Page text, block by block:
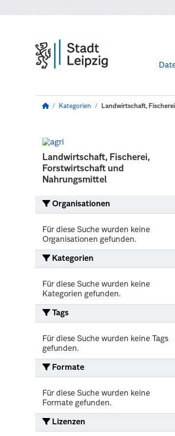
Kategorien Landwirtschaft,
Landwirtschaft, Fischerei,
Forstwirtschaft und
Nahrungsmittel
Organisationen
Für diese Suche wurden keine
Organisationen gefunden.
Kategorien
Für diese Suche wurden keine
Kategorien gefunden.
Tags
Für diese Suche wurden keine Tags
gefunden.
Formate
Für diese Suche wurden keine
Formate gefunden.
Lizenzen